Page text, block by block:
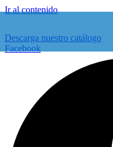
Ir al contenido
Descarga nuestro catálogo
Facebook